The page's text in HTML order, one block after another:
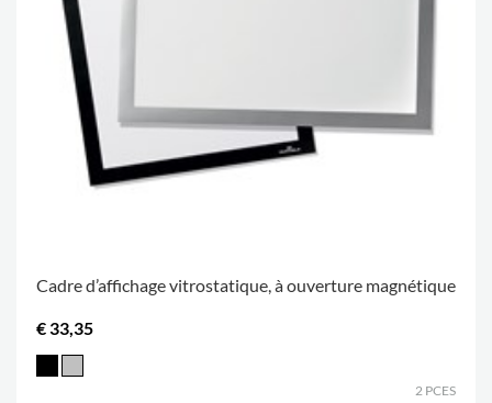
Cadre d’affichage vitrostatique, à ouverture magnétique
€ 33,35
2 PCES